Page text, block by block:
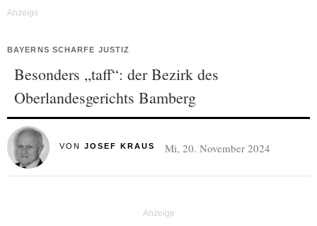
BAYERNS SCHARFE JUSTIZ
Besonders „taff“: der Bezirk des
Oberlandesgerichts Bamberg
VON JOSEF KRAUS Mi, 20. November 2024